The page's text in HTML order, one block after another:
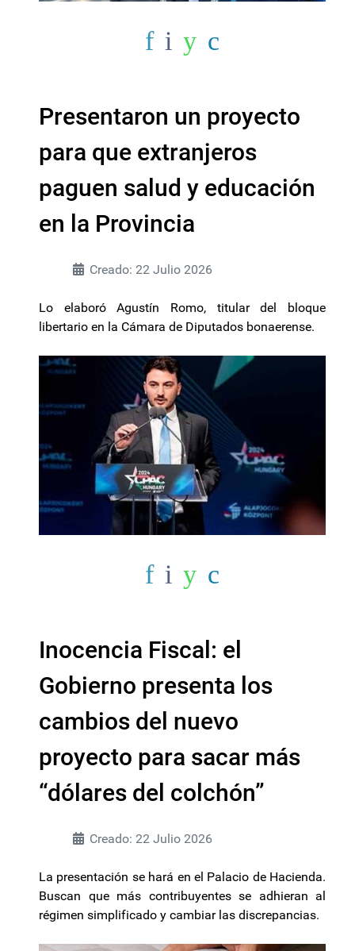
Presentaron un proyecto
para que extranjeros
paguen salud y educación
en la Provincia
Creado: 22 Julio 2026
Lo elaboró Agustín Romo, titular del bloque
libertario en la Cámara de Diputados bonaerense.
Inocencia Fiscal: el
Gobierno presenta los
cambios del nuevo
proyecto para sacar más
“dólares del colchón”
Creado: 22 Julio 2026
La presentación se hará en el Palacio de Hacienda.
Buscan que más contribuyentes se adhieran al
régimen simplificado y cambiar las discrepancias.